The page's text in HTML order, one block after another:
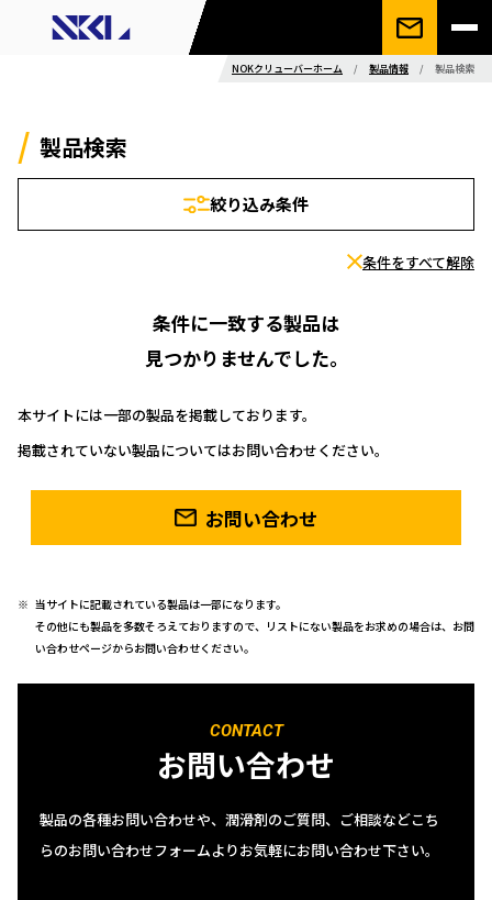
NOKクリューバーホーム / 製品情報 / 製品検索
製品検索
絞り込み条件
条件をすべて解除
条件に一致する製品は
見つかりませんでした。
本サイトには一部の製品を掲載しております。
掲載されていない製品についてはお問い合わせください。
お問い合わせ
当サイトに記載されている製品は一部になります。
その他にも製品を多数そろえておりますので、リストにない製品をお求めの場合は、お問
い合わせページからお問い合わせください。
CONTACT
お問い合わせ
製品の各種お問い合わせや、潤滑剤のご質問、ご相談などこち
らのお問い合わせフォームよりお気軽にお問い合わせ下さい。